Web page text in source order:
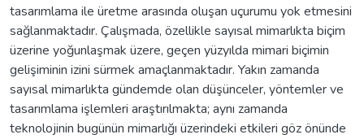
tasarımlama ile üretme arasında oluşan uçurumu yok etmesini
sağlanmaktadır. Çalışmada, özellikle sayısal mimarlıkta biçim
üzerine yoğunlaşmak üzere, geçen yüzyılda mimari biçimin
gelişiminin izini sürmek amaçlanmaktadır. Yakın zamanda
sayısal mimarlıkta gündemde olan düşünceler, yöntemler ve
tasarımlama işlemleri araştırılmakta; aynı zamanda
teknolojinin bugünün mimarlığı üzerindeki etkileri göz önünde